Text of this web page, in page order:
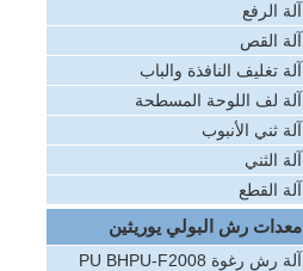
آلة الرفع
آلة القص
آلة تغليف النافذة والباب
آلة لف اللوحة المسطحة
آلة ثني الأنبوب
آلة الثني
آلة القطع
معدات رش البولي يوريثين
آلة رش رغوة PU BHPU-F2008